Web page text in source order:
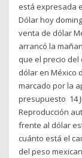
está expresada
Dólar hoy
venta de dólar
arrancó la
que el precio del
dólar en México
marcado por la
presupuesto 14
Reproducción
frente al dólar
cuánto está el
del peso